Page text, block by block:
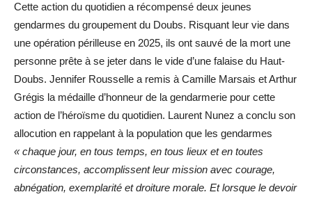
Cette action du quotidien a récompensé deux jeunes
gendarmes du groupement du Doubs. Risquant leur vie dans
une opération périlleuse en 2025, ils ont sauvé de la mort une
personne prête à se jeter dans le vide d’une falaise du Haut-
Doubs. Jennifer Rousselle a remis à Camille Marsais et Arthur
Grégis la médaille d’honneur de la gendarmerie pour cette
action de l’héroïsme du quotidien. Laurent Nunez a conclu son
allocution en rappelant à la population que les gendarmes
« chaque jour, en tous temps, en tous lieux et en toutes
circonstances, accomplissent leur mission avec courage,
abnégation, exemplarité et droiture morale. Et lorsque le devoir